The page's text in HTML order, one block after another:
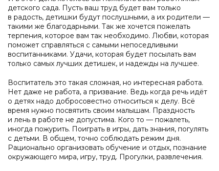
детского сада. Пусть ваш труд будет вам только
в радость, детишки будут послушными, а их родители —
такими же благодарными. Так же хочется пожелать
терпения, которое вам так необходимо. Любви, которая
поможет справляться с самыми непоседливыми
воспитанниками. Удачи, которая будет посылать вам
только самых лучших детишек, и надежды на лучшее.
Воспитатель это такая сложная, но интересная работа.
Нет даже не работа, а призвание. Ведь когда речь идёт
о детях надо добросовестно относиться к делу. Всё
время нужно посвятить своим малышам. Праздность
и лень в работе не допустима. Кого то — пожалеть,
иногда пожурить. Поиграть в игры, дать знания, погулять
с детьми. В общем, точно соблюдать режим дня.
Рационально организовать обучение и отдых, познание
окружающего мира, игру, труд. Прогулки, развлечения.